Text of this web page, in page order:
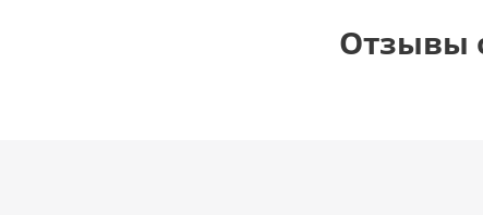
Отзывы